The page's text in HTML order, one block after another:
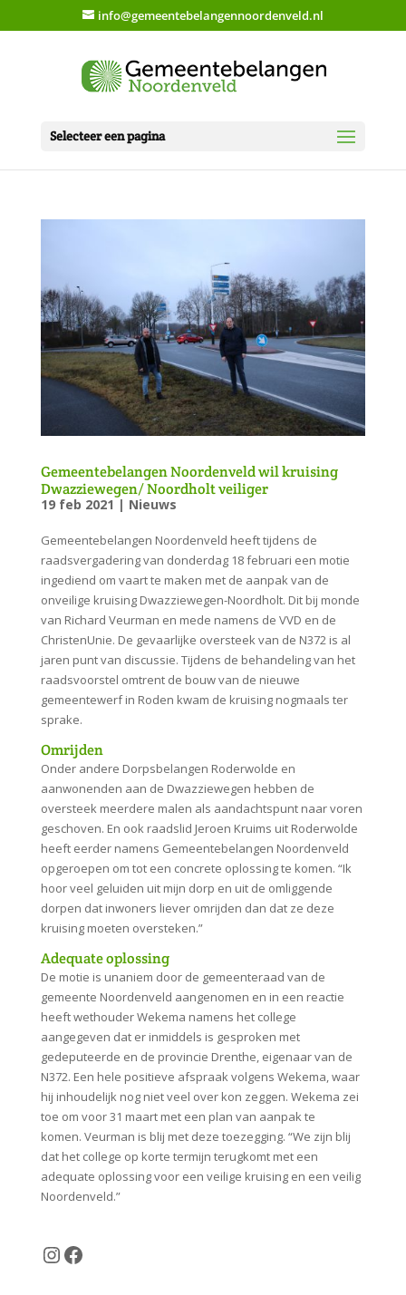
info@gemeentebelangennoordenveld.nl
Selecteer een pagina
Gemeentebelangen Noordenveld wil kruising
Dwazziewegen/ Noordholt veiliger
19 feb 2021 | Nieuws
Gemeentebelangen Noordenveld heeft tijdens de
raadsvergadering van donderdag 18 februari een motie
ingediend om vaart te maken met de aanpak van de
onveilige kruising Dwazziewegen-Noordholt. Dit bij monde
van Richard Veurman en mede namens de VVD en de
ChristenUnie. De gevaarlijke oversteek van de N372 is al
jaren punt van discussie. Tijdens de behandeling van het
raadsvoorstel omtrent de bouw van de nieuwe
gemeentewerf in Roden kwam de kruising nogmaals ter
sprake.
Omrijden
Onder andere Dorpsbelangen Roderwolde en
aanwonenden aan de Dwazziewegen hebben de
oversteek meerdere malen als aandachtspunt naar voren
geschoven. En ook raadslid Jeroen Kruims uit Roderwolde
heeft eerder namens Gemeentebelangen Noordenveld
opgeroepen om tot een concrete oplossing te komen. “Ik
hoor veel geluiden uit mijn dorp en uit de omliggende
dorpen dat inwoners liever omrijden dan dat ze deze
kruising moeten oversteken.”
Adequate oplossing
De motie is unaniem door de gemeenteraad van de
gemeente Noordenveld aangenomen en in een reactie
heeft wethouder Wekema namens het college
aangegeven dat er inmiddels is gesproken met
gedeputeerde en de provincie Drenthe, eigenaar van de
N372. Een hele positieve afspraak volgens Wekema, waar
hij inhoudelijk nog niet veel over kon zeggen. Wekema zei
toe om voor 31 maart met een plan van aanpak te
komen. Veurman is blij met deze toezegging. “We zijn blij
dat het college op korte termijn terugkomt met een
adequate oplossing voor een veilige kruising en een veilig
Noordenveld.”
Instagram
Facebook